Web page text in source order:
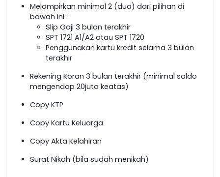
Melampirkan minimal 2 (dua) dari pilihan di
bawah ini :
Slip Gaji 3 bulan terakhir
SPT 1721 A1/A2 atau SPT 1720
Penggunakan kartu kredit selama 3 bulan
terakhir
Rekening Koran 3 bulan terakhir (minimal saldo
mengendap 20juta keatas)
Copy KTP
Copy Kartu Keluarga
Copy Akta Kelahiran
Surat Nikah (bila sudah menikah)